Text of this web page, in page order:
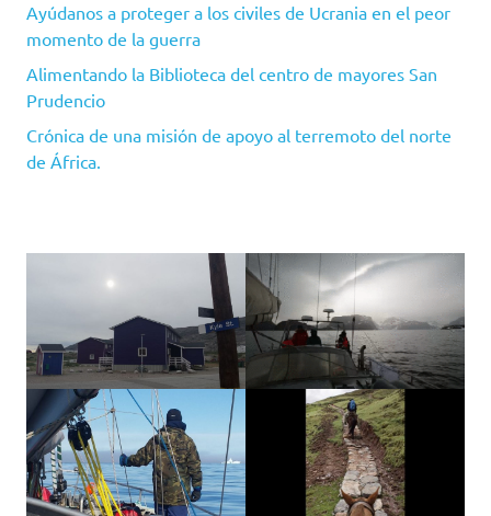
Ayúdanos a proteger a los civiles de Ucrania en el peor
momento de la guerra
Alimentando la Biblioteca del centro de mayores San
Prudencio
Crónica de una misión de apoyo al terremoto del norte
de África.